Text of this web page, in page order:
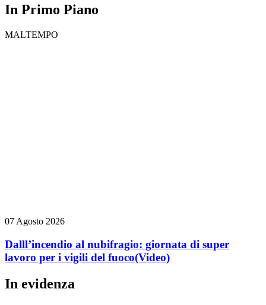
In Primo Piano
MALTEMPO
07 Agosto 2026
Dalll’incendio al nubifragio: giornata di super
lavoro per i vigili del fuoco(Video)
In evidenza